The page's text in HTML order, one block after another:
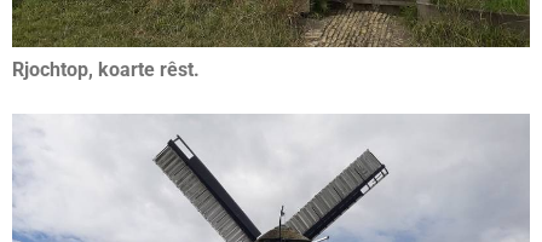
Rjochtop, koarte rêst.